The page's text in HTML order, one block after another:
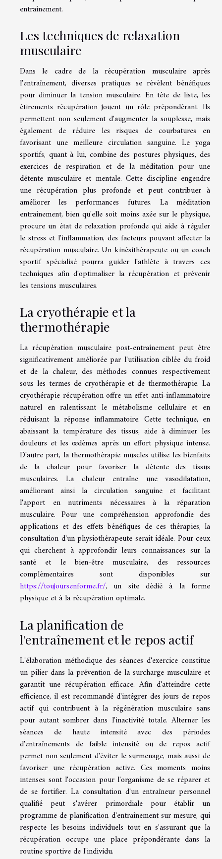
entraînement.
Les techniques de relaxation
musculaire
Dans le cadre de la récupération musculaire après
l'entraînement, diverses pratiques se révèlent bénéfiques
pour diminuer la tension musculaire. En tête de liste, les
étirements récupération jouent un rôle prépondérant. Ils
permettent non seulement d'augmenter la souplesse, mais
également de réduire les risques de courbatures en
favorisant une meilleure circulation sanguine. Le yoga
sportifs, quant à lui, combine des postures physiques, des
exercices de respiration et de la méditation pour une
détente musculaire et mentale. Cette discipline engendre
une récupération plus profonde et peut contribuer à
améliorer les performances futures. La méditation
entraînement, bien qu'elle soit moins axée sur le physique,
procure un état de relaxation profonde qui aide à réguler
le stress et l'inflammation, des facteurs pouvant affecter la
récupération musculaire. Un kinésithérapeute ou un coach
sportif spécialisé pourra guider l'athlète à travers ces
techniques afin d'optimaliser la récupération et prévenir
les tensions musculaires.
La cryothérapie et la
thermothérapie
La récupération musculaire post-entraînement peut être
significativement améliorée par l'utilisation ciblée du froid
et de la chaleur, des méthodes connues respectivement
sous les termes de cryothérapie et de thermothérapie. La
cryothérapie récupération offre un effet anti-inflammatoire
naturel en ralentissant le métabolisme cellulaire et en
réduisant la réponse inflammatoire. Cette technique, en
abaissant la température des tissus, aide à diminuer les
douleurs et les œdèmes après un effort physique intense.
D'autre part, la thermothérapie muscles utilise les bienfaits
de la chaleur pour favoriser la détente des tissus
musculaires. La chaleur entraîne une vasodilatation,
améliorant ainsi la circulation sanguine et facilitant
l'apport en nutriments nécessaires à la réparation
musculaire. Pour une compréhension approfondie des
applications et des effets bénéfiques de ces thérapies, la
consultation d'un physiothérapeute serait idéale. Pour ceux
qui cherchent à approfondir leurs connaissances sur la
santé et le bien-être musculaire, des ressources
complémentaires sont disponibles sur
https://toujoursenforme.fr/, un site dédié à la forme
physique et à la récupération optimale.
La planification de
l'entraînement et le repos actif
L'élaboration méthodique des séances d'exercice constitue
un pilier dans la prévention de la surcharge musculaire et
garantit une récupération efficace. Afin d'atteindre cette
efficience, il est recommandé d'intégrer des jours de repos
actif qui contribuent à la régénération musculaire sans
pour autant sombrer dans l'inactivité totale. Alterner les
séances de haute intensité avec des périodes
d'entraînements de faible intensité ou de repos actif
permet non seulement d'éviter le surmenage, mais aussi de
favoriser une récupération active. Ces moments moins
intenses sont l'occasion pour l'organisme de se réparer et
de se fortifier. La consultation d'un entraîneur personnel
qualifié peut s'avérer primordiale pour établir un
programme de planification d'entraînement sur mesure, qui
respecte les besoins individuels tout en s'assurant que la
récupération occupe une place prépondérante dans la
routine sportive de l'individu.